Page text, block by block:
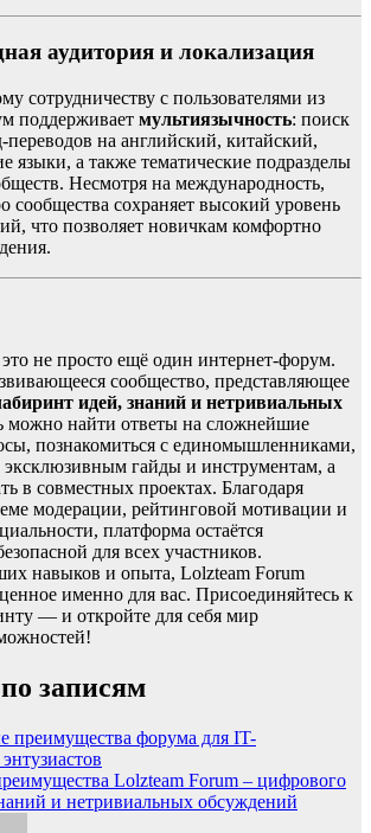
аудитория и локализация
сотрудничеству с пользователями из
поддерживает мультиязычность: поиск
переводов на английский, китайский,
языки, а также тематические подразделы
Несмотря на международность,
сообщества сохраняет высокий уровень
что позволяет новичкам комфортно
не просто ещё один интернет-форум.
сообщество, представляющее
идей, знаний и нетривиальных
можно найти ответы на сложнейшие
познакомиться с единомышленниками,
эксклюзивным гайды и инструментам, а
в совместных проектах. Благодаря
модерации, рейтинговой мотивации и
платформа остаётся
для всех участников.
навыков и опыта, Lolzteam Forum
именно для вас. Присоединяйтесь к
— и откройте для себя мир
записям
преимущества форума для IT-
Lolzteam Forum – цифрового
и нетривиальных обсуждений